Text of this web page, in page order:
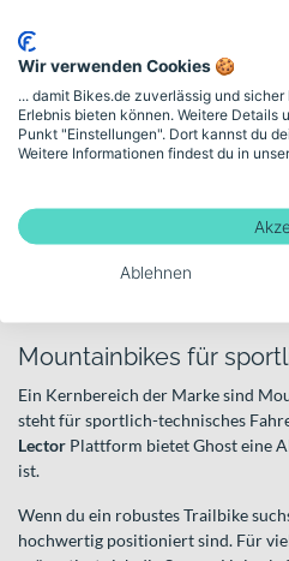
Bikes von
Alltag
Bikes von Ghost stehen seit rund
breites Einsatzspektrum. Vom
alltagstauglichen E‑Bike deckt die
Trails unterwegs bist oder täglich
Ghost verfolgt einen neutralen,
klar definierte Modellfamilien
findest du dich schnell zurecht und
Mountainbikes für
Ein Kernbereich der Marke sind
steht für sportlich-technisches
Lector Plattform bietet Ghost eine
ist.
Wenn du ein robustes Trailbike
hochwertig positioniert sind. Für
Wir verwenden Cookies 🍪
... damit Bikes.de zuverlässig und
Erlebnis bieten können. Weitere Details
Punkt "Einstellungen". Dort kannst du
Weitere Informationen findest du in
Ablehnen